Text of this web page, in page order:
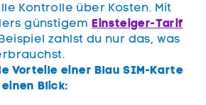
Kontrolle über Kosten. Mit
günstigemEinsteiger-Tarif
zahlst du nur das, was
Vorteile einer Blau SIM-Karte
Blick: